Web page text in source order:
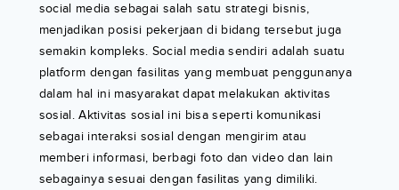
social media sebagai salah satu strategi bisnis,
menjadikan posisi pekerjaan di bidang tersebut juga
semakin kompleks. Social media sendiri adalah suatu
platform dengan fasilitas yang membuat penggunanya
dalam hal ini masyarakat dapat melakukan aktivitas
sosial. Aktivitas sosial ini bisa seperti komunikasi
sebagai interaksi sosial dengan mengirim atau
memberi informasi, berbagi foto dan video dan lain
sebagainya sesuai dengan fasilitas yang dimiliki.